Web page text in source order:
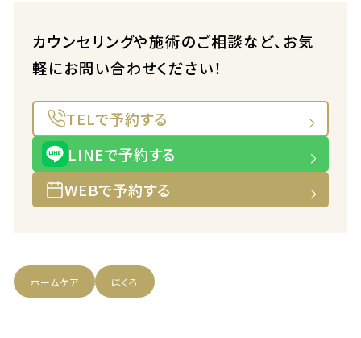
カウンセリングや施術のご相談など、お気
軽にお問い合わせください！
TELで予約する
LINEで予約する
WEBで予約する
ホームケア ほくろ